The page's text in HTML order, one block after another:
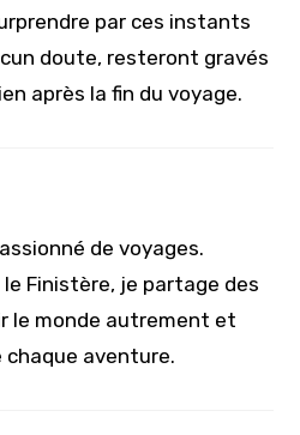
par ces instants
doute, resteront gravés
après la fin du voyage.
de voyages.
Finistère, je partage des
le monde autrement et
aventure.